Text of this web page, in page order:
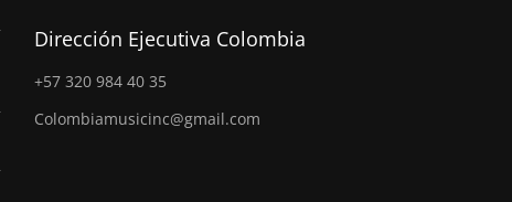
Dirección Ejecutiva Colombia
+57 320 984 40 35
Colombiamusicinc@gmail.com